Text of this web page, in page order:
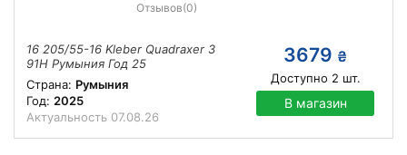
Отзывов(0)
16 205/55-16 Kleber Quadraxer 3
91H Румыния Год 25
Страна: Румыния
Год: 2025
Актуальность 07.08.26
3679 ₴
Доступно 2 шт.
В магазин